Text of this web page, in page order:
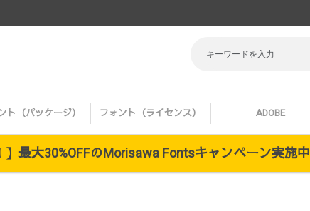
ト（パッケージ） フォント（ライセンス） ADOBE
】最大30%OFFのMorisawa Fontsキャンペーン実施